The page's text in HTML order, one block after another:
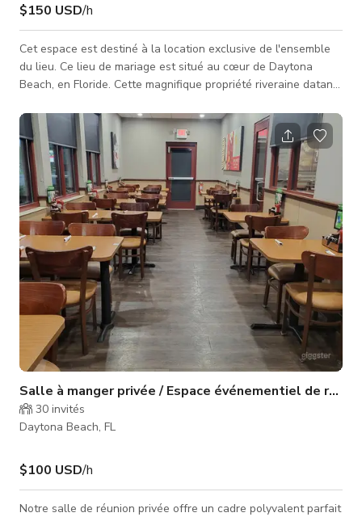
$150 USD/h
Cet espace est destiné à la location exclusive de l'ensemble
du lieu. Ce lieu de mariage est situé au cœur de Daytona
Beach, en Floride. Cette magnifique propriété riveraine datant
Halifax et de vastes espaces verts. Pour ceux qui envisagent
de se marier dans un cadre historique et naturel, ce bed and
breakfast peut réaliser vos rêves de mariage. Le lieu dispose
d'un grand espace extérieur, d'un jardin, d'un bord de rivièr
Salle à manger privée / Espace événementiel de
30 invités
Daytona Beach, FL
$100 USD/h
Notre salle de réunion privée offre un cadre polyvalent parfait